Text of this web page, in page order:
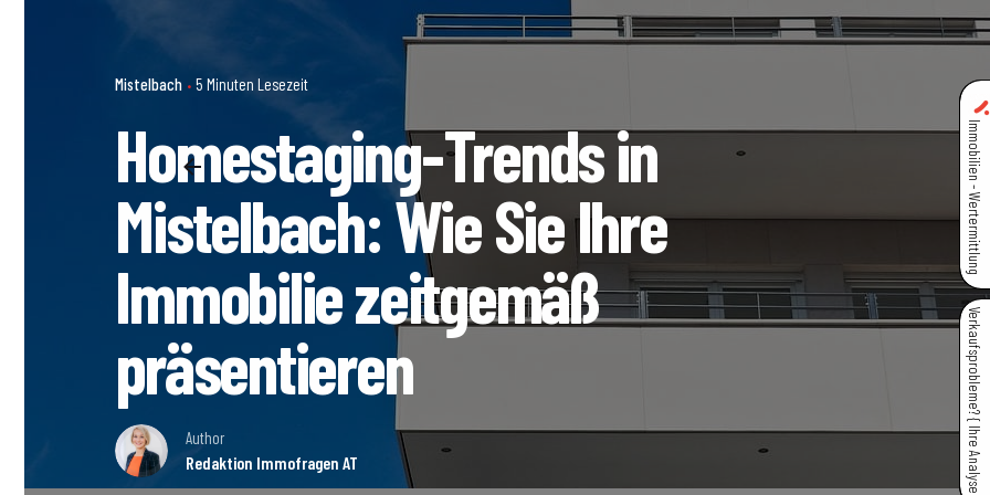
Mistelbach 5 Minuten Lesezeit
Homestaging-Trends in
Mistelbach: Wie Sie Ihre
Immobilie zeitgemäß
präsentieren
Author
Redaktion Immofragen AT
Immobilien - Wertermittlung
Verkaufsprobleme? { Ihre Analyse }